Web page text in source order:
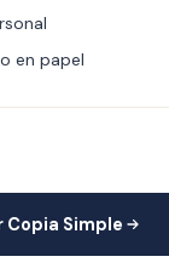
en papel
Copia Simple